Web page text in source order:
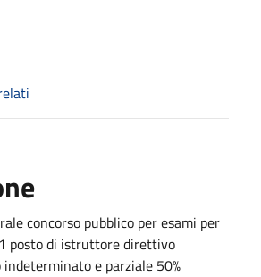
concorso pubblico per esami per
posto di istruttore direttivo
e parziale 50%